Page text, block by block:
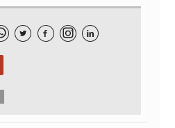
  